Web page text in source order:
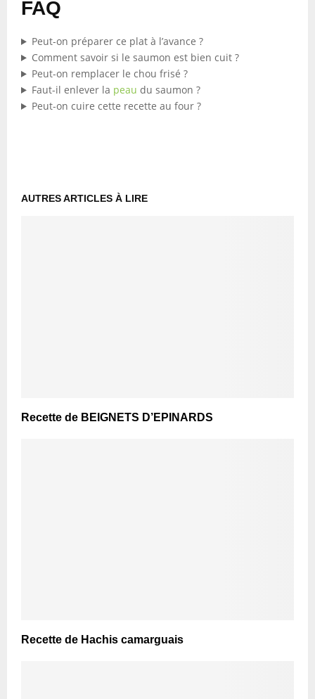
FAQ
Peut-on préparer ce plat à l’avance ?
Comment savoir si le saumon est bien cuit ?
Peut-on remplacer le chou frisé ?
Faut-il enlever la peau du saumon ?
Peut-on cuire cette recette au four ?
AUTRES ARTICLES À LIRE
Recette de BEIGNETS D’EPINARDS
Recette de Hachis camarguais